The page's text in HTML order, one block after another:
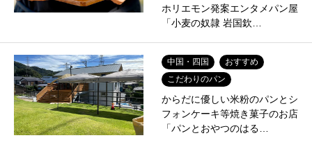
ホリエモン発案エンタメパン屋
「小麦の奴隷 岩国欽…
中国・四国
おすすめ
こだわりのパン
からだに優しい米粉のパンとシ
フォンケーキ等焼き菓子のお店
「パンとおやつのはる…